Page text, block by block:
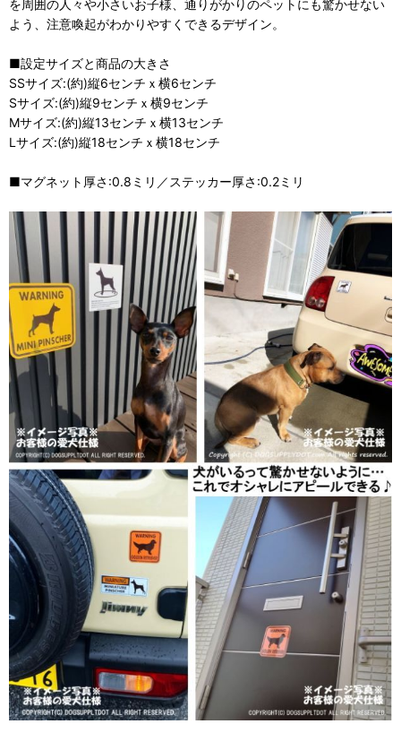
を周囲の人々や小さいお子様、通りがかりのペットにも驚かせない
よう、注意喚起がわかりやすくできるデザイン。
■設定サイズと商品の大きさ
SSサイズ:(約)縦6センチｘ横6センチ
Sサイズ:(約)縦9センチｘ横9センチ
Mサイズ:(約)縦13センチｘ横13センチ
Lサイズ:(約)縦18センチｘ横18センチ
■マグネット厚さ:0.8ミリ／ステッカー厚さ:0.2ミリ